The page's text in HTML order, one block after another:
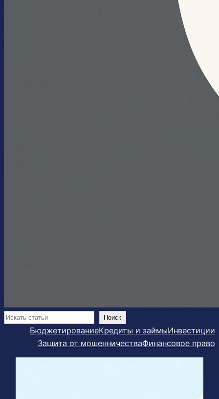
Поиск Поиск
БюджетированиеКредиты и займыИнвестиции
Защита от мошенничестваФинансовое право